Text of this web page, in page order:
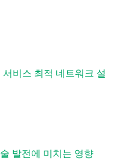
비스 최적 네트워크 설
발전에 미치는 영향